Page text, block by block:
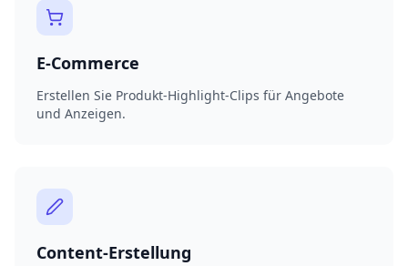
E-Commerce
Erstellen Sie Produkt-Highlight-Clips für Angebote
und Anzeigen.
Content-Erstellung